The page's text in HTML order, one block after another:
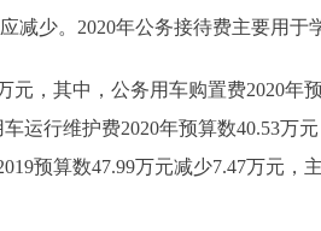
少。2020年公务接待费主要用于
，其中，公务用车购置费2020年
运行维护费2020年预算数40.53万
预算数47.99万元减少7.47万元